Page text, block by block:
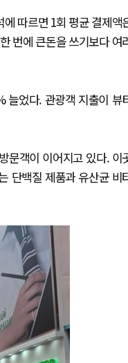
따르면 1회 평균 결제액
번에 큰돈을 쓰기보다 여
늘었다. 관광객 지출이 뷰
문객이 이어지고 있다. 이
단백질 제품과 유산균 비